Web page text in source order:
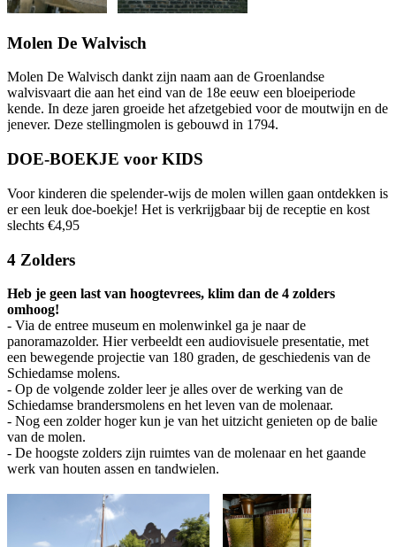
Molen De Walvisch
Molen De Walvisch dankt zijn naam aan de Groenlandse
walvisvaart die aan het eind van de 18e eeuw een bloeiperiode
kende. In deze jaren groeide het afzetgebied voor de moutwijn en de
jenever. Deze stellingmolen is gebouwd in 1794.
DOE-BOEKJE voor KIDS
Voor kinderen die spelender-wijs de molen willen gaan ontdekken is
er een leuk doe-boekje! Het is verkrijgbaar bij de receptie en kost
slechts €4,95
4 Zolders
Heb je geen last van hoogtevrees, klim dan de 4 zolders
omhoog!
- Via de entree museum en molenwinkel ga je naar de
panoramazolder. Hier verbeeldt een audiovisuele presentatie, met
een bewegende projectie van 180 graden, de geschiedenis van de
Schiedamse molens.
- Op de volgende zolder leer je alles over de werking van de
Schiedamse brandersmolens en het leven van de molenaar.
- Nog een zolder hoger kun je van het uitzicht genieten op de balie
van de molen.
- De hoogste zolders zijn ruimtes van de molenaar en het gaande
werk van houten assen en tandwielen.